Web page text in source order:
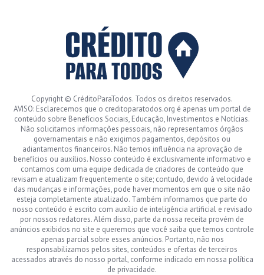
Copyright © CréditoParaTodos. Todos os direitos reservados.
AVISO: Esclarecemos que o creditoparatodos.org é apenas um portal de
conteúdo sobre Benefícios Sociais, Educação, Investimentos e Notícias.
Não solicitamos informações pessoais, não representamos órgãos
governamentais e não exigimos pagamentos, depósitos ou
adiantamentos financeiros. Não temos influência na aprovação de
benefícios ou auxílios. Nosso conteúdo é exclusivamente informativo e
contamos com uma equipe dedicada de criadores de conteúdo que
revisam e atualizam frequentemente o site; contudo, devido à velocidade
das mudanças e informações, pode haver momentos em que o site não
esteja completamente atualizado. Também informamos que parte do
nosso conteúdo é escrito com auxílio de inteligência artificial e revisado
por nossos redatores. Além disso, parte da nossa receita provém de
anúncios exibidos no site e queremos que você saiba que temos controle
apenas parcial sobre esses anúncios. Portanto, não nos
responsabilizamos pelos sites, conteúdos e ofertas de terceiros
acessados através do nosso portal, conforme indicado em nossa política
de privacidade.